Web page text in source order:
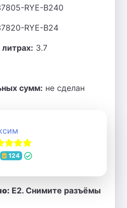
RYE-B240
RYE-B24
3.7
сумм: не сделан
124
E2. Снимите разъёмы